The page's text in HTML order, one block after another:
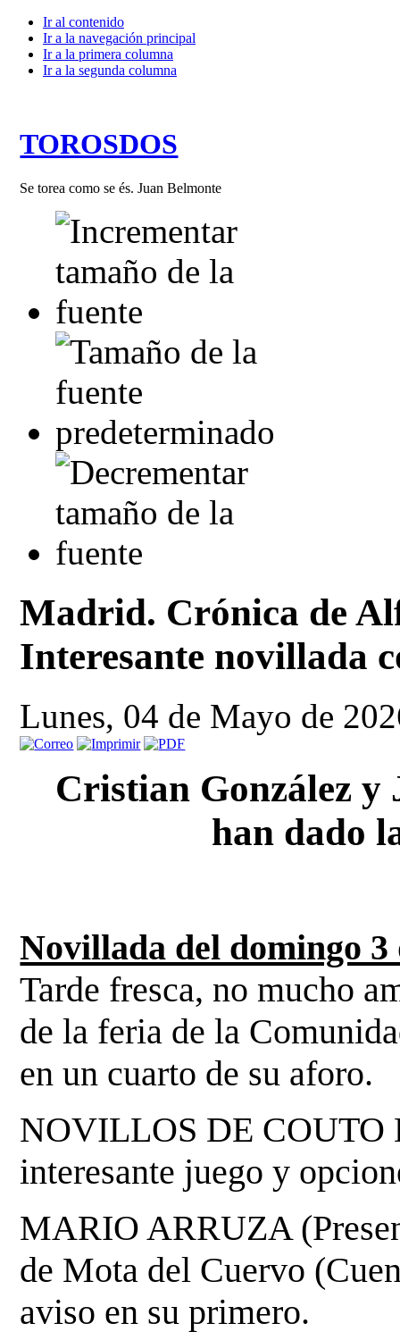
Ir al contenido
Ir a la navegación principal
Ir a la primera columna
Ir a la segunda columna
TOROSDOS
Se torea como se és. Juan Belmonte
Madrid. Crónica de
Interesante novillada
Lunes, 04 de Mayo de
Cristian González
han dado
Novillada del domingo 3
Tarde fresca, no mucho
de la feria de la
en un cuarto de su aforo.
NOVILLOS DE COUTO
interesante juego y
MARIO ARRUZA
de Mota del Cuervo
aviso en su primero.